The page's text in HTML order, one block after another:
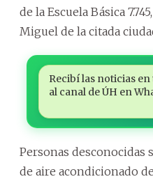
de la Escuela Básica
Miguel de la citada
Recibí las noticias
al canal de ÚH en
Personas desconocidas
de aire acondicionado